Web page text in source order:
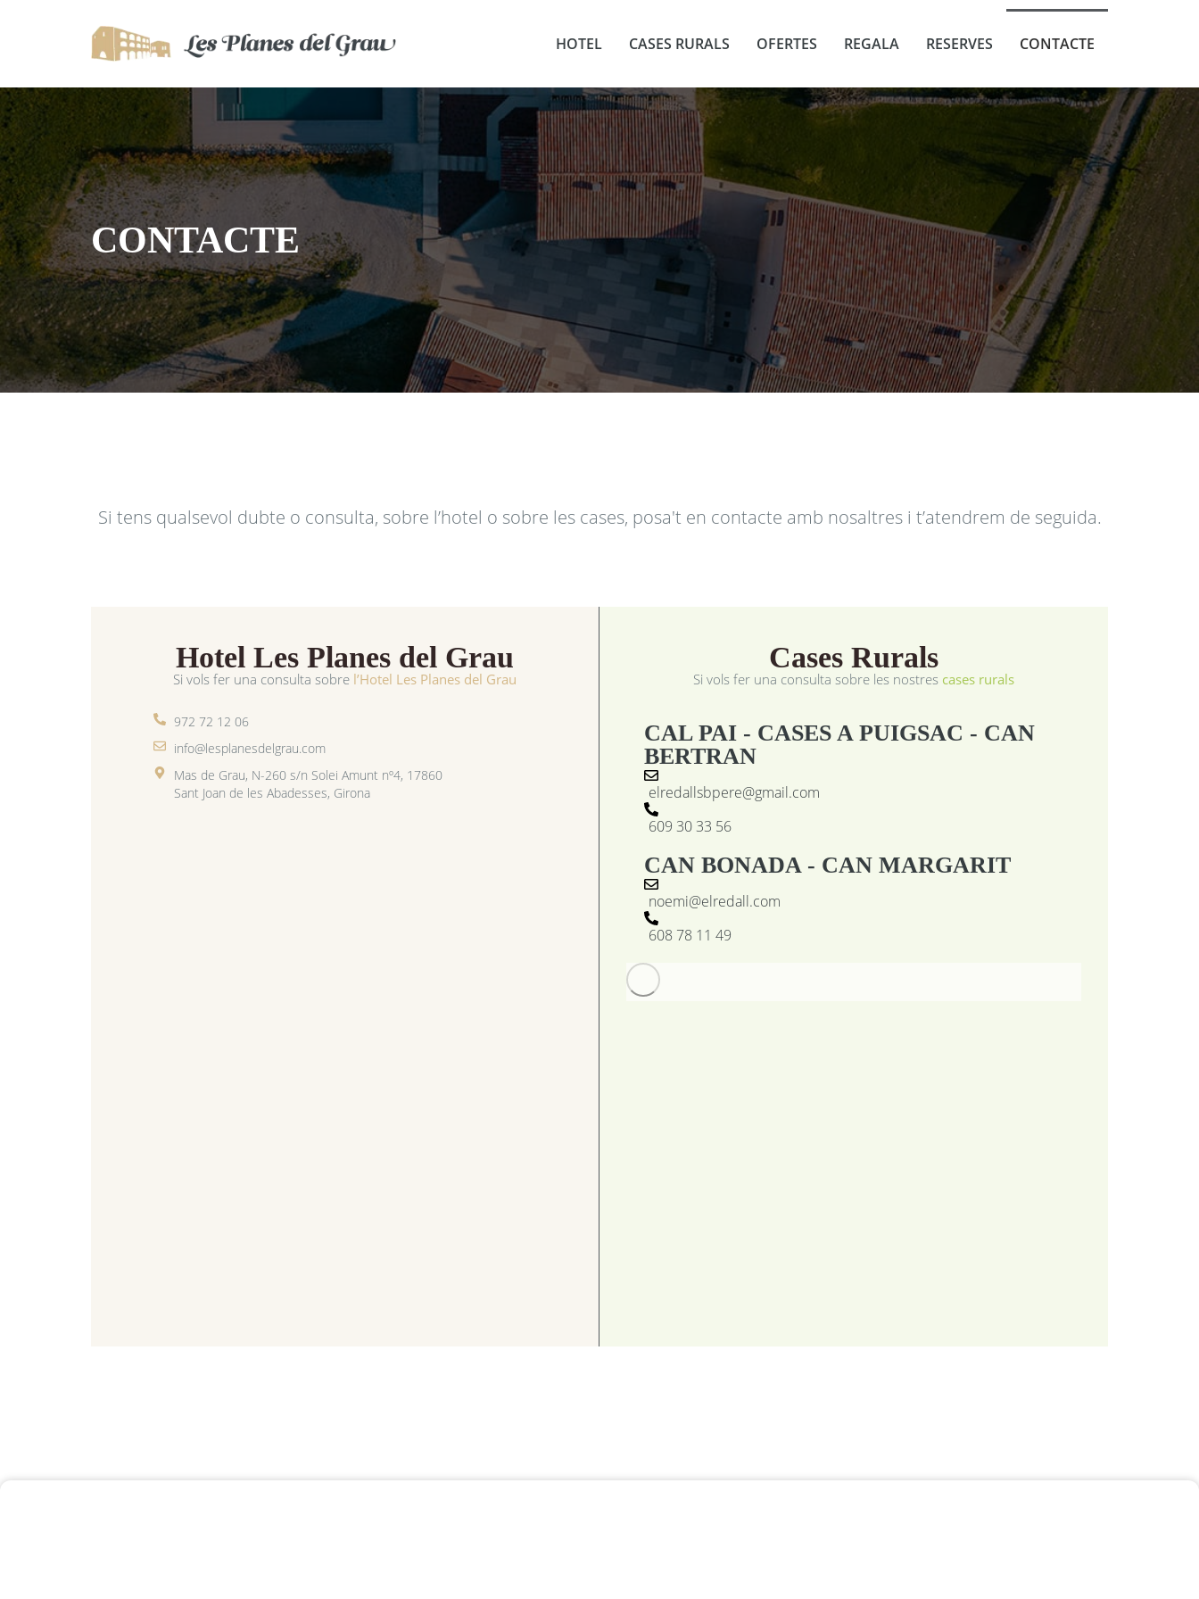
HOTEL CASES RURALS OFERTES REGALA RESERVES CONTACTE
CONTACTE
Si tens qualsevol dubte o consulta, sobre l’hotel o sobre les cases, posa't en contacte amb nosaltres i t’atendrem de seguida.
Hotel Les Planes del Grau
Si vols fer una consulta sobre l’Hotel Les Planes del Grau
972 72 12 06
info@lesplanesdelgrau.com
Mas de Grau, N-260 s/n Solei Amunt nº4, 17860
Sant Joan de les Abadesses, Girona
Cases Rurals
Si vols fer una consulta sobre les nostres cases rurals
CAL PAI - CASES A PUIGSAC - CAN
BERTRAN
elredallsbpere@gmail.com
609 30 33 56
CAN BONADA - CAN MARGARIT
noemi@elredall.com
608 78 11 49